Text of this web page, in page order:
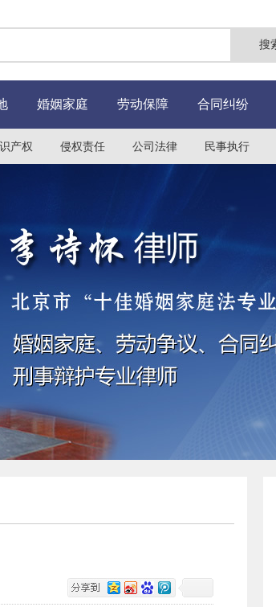
婚姻家庭 劳动保障 合同纠纷
产权 侵权责任 公司法律 民事执行